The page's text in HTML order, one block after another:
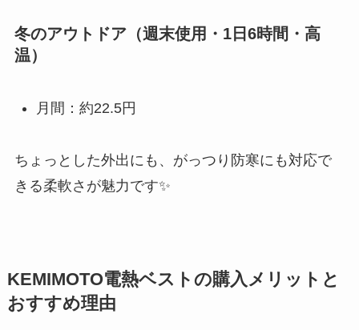
冬のアウトドア（週末使用・1日6時間・高
温）
月間：約22.5円
ちょっとした外出にも、がっつり防寒にも対応で
きる柔軟さが魅力です✨
KEMIMOTO電熱ベストの購入メリットと
おすすめ理由